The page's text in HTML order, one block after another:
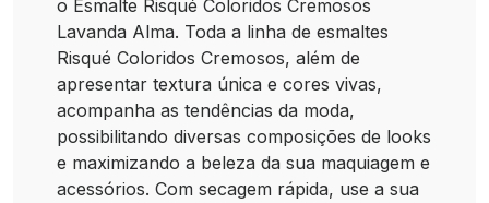
o Esmalte Risqué Coloridos Cremosos
Lavanda Alma. Toda a linha de esmaltes
Risqué Coloridos Cremosos, além de
apresentar textura única e cores vivas,
acompanha as tendências da moda,
possibilitando diversas composições de looks
e maximizando a beleza da sua maquiagem e
acessórios. Com secagem rápida, use a sua